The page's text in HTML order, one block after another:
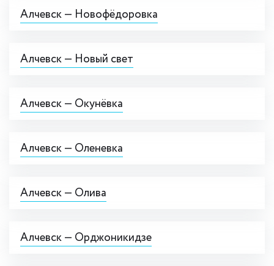
Алчевск — Новофёдоровка
Алчевск — Новый свет
Алчевск — Окунёвка
Алчевск — Оленевка
Алчевск — Олива
Алчевск — Орджоникидзе